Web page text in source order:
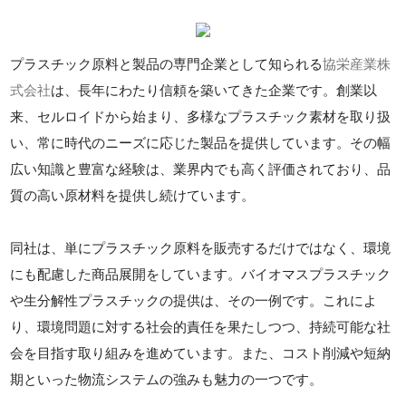
プラスチック原料と製品の専門企業として知られる協栄産業株
式会社は、長年にわたり信頼を築いてきた企業です。創業以
来、セルロイドから始まり、多様なプラスチック素材を取り扱
い、常に時代のニーズに応じた製品を提供しています。その幅
広い知識と豊富な経験は、業界内でも高く評価されており、品
質の高い原材料を提供し続けています。
同社は、単にプラスチック原料を販売するだけではなく、環境
にも配慮した商品展開をしています。バイオマスプラスチック
や生分解性プラスチックの提供は、その一例です。これによ
り、環境問題に対する社会的責任を果たしつつ、持続可能な社
会を目指す取り組みを進めています。また、コスト削減や短納
期といった物流システムの強みも魅力の一つです。